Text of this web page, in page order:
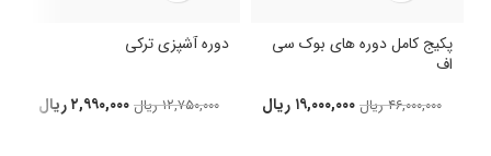
پکیج کامل دوره های بوک سی
اف
۴۶,۰۰۰,۰۰۰ ریال ۱۹,۰۰۰,۰۰۰ ریال
دوره آشپزی ترکی
۱۲,۷۵۰,۰۰۰ ریال ۲,۹۹۰,۰۰۰ریال